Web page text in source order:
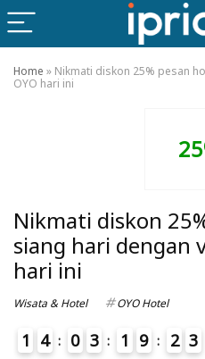
Home » Nikmati diskon 25% pesan
OYO hari ini
Nikmati diskon
siang hari dengan
hari ini
Wisata & Hotel OYO Hotel
1 4 0 3 1 9 2 3